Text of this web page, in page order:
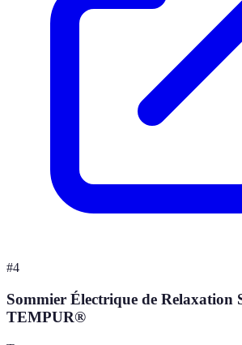
#4
Sommier Électrique de Relaxation
TEMPUR®